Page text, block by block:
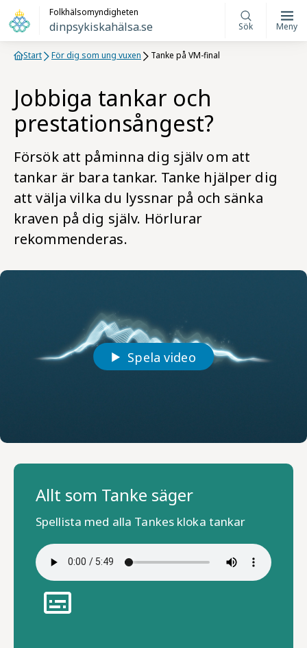
Folkhälsomyndigheten
dinpsykiskahälsa.se Sök Meny
Start För dig som ung vuxen Tanke på VM-final
Jobbiga tankar och
prestationsångest?
Försök att påminna dig själv om att
tankar är bara tankar. Tanke hjälper dig
att välja vilka du lyssnar på och sänka
kraven på dig själv. Hörlurar
rekommenderas.
Spela video
Allt som Tanke säger
Spellista med alla Tankes kloka tankar